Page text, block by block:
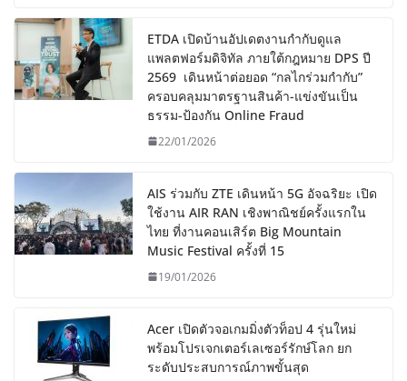
ETDA เปิดบ้านอัปเดตงานกำกับดูแล
แพลตฟอร์มดิจิทัล ภายใต้กฎหมาย DPS ปี
2569 เดินหน้าต่อยอด “กลไกร่วมกำกับ”
ครอบคลุมมาตรฐานสินค้า-แข่งขันเป็น
ธรรม-ป้องกัน Online Fraud
22/01/2026
AIS ร่วมกับ ZTE เดินหน้า 5G อัจฉริยะ เปิด
ใช้งาน AIR RAN เชิงพาณิชย์ครั้งแรกใน
ไทย ที่งานคอนเสิร์ต Big Mountain
Music Festival ครั้งที่ 15
19/01/2026
Acer เปิดตัวจอเกมมิ่งตัวท็อป 4 รุ่นใหม่
พร้อมโปรเจกเตอร์เลเซอร์รักษ์โลก ยก
ระดับประสบการณ์ภาพขั้นสุด